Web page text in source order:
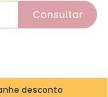
desconto